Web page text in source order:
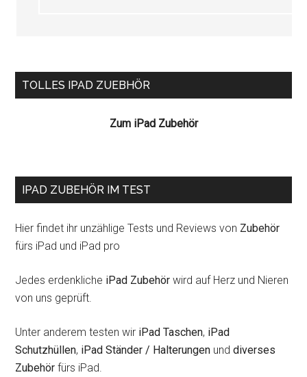
Seitenspalte
TOLLES IPAD ZUEBHÖR
Zum iPad Zubehör
IPAD ZUBEHÖR IM TEST
Hier findet ihr unzählige Tests und Reviews von Zubehör
fürs iPad und iPad pro
Jedes erdenkliche iPad Zubehör wird auf Herz und Nieren
von uns geprüft.
Unter anderem testen wir iPad Taschen, iPad
Schutzhüllen, iPad Ständer / Halterungen unddiverses
Zubehör fürs iPad.